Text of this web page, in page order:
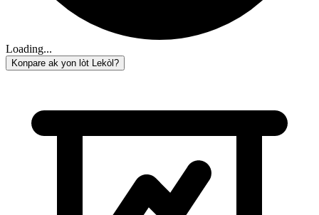
Loading...
Konpare ak yon lòt Lekòl?